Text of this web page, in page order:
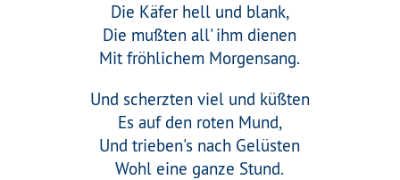
Die Käfer hell und blank,
Die mußten all' ihm dienen
Mit fröhlichem Morgensang.
Und scherzten viel und küßten
Es auf den roten Mund,
Und trieben's nach Gelüsten
Wohl eine ganze Stund.